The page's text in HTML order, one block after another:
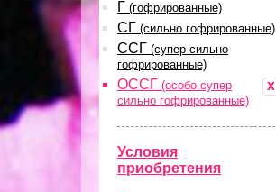
Г (гофрированные)
СГ (сильно гофрированные)
ССГ (супер сильно
гофрированные)
x
ОССГ (особо супер
сильно гофрированные)
Условия
приобретения